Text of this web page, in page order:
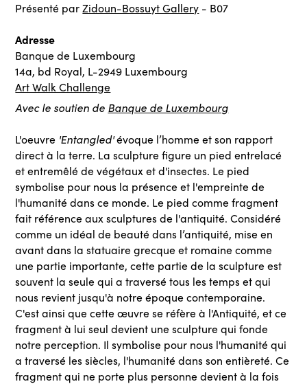
Présenté parZidoun-Bossuyt Gallery - B07
Adresse
Banque de Luxembourg
14a, bd Royal, L-2949 Luxembourg
Art Walk Challenge
Avec le soutien de Banque de Luxembourg
L'oeuvre 'Entangled'évoque l’homme et son rapport
direct à la terre. La sculpture figure un pied entrelacé
et entremêlé de végétaux et d'insectes. Le pied
symbolise pour nous la présence et l'empreinte de
l'humanité dans ce monde. Le pied comme fragment
fait référence aux sculptures de l'antiquité. Considéré
comme un idéal de beauté dans l’antiquité, mise en
avant dans la statuaire grecque et romaine comme
une partie importante, cette partie de la sculpture est
souvent la seule qui a traversé tous les temps et qui
nous revient jusqu'à notre époque contemporaine.
C'est ainsi que cette œuvre se réfère à l'Antiquité, et ce
fragment à lui seul devient une sculpture qui fonde
notre perception. Il symbolise pour nous l'humanité qui
a traversé les siècles, l'humanité dans son entièreté. Ce
fragment qui ne porte plus personne devient à la fois